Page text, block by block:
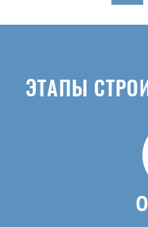
ЭТАПЫ